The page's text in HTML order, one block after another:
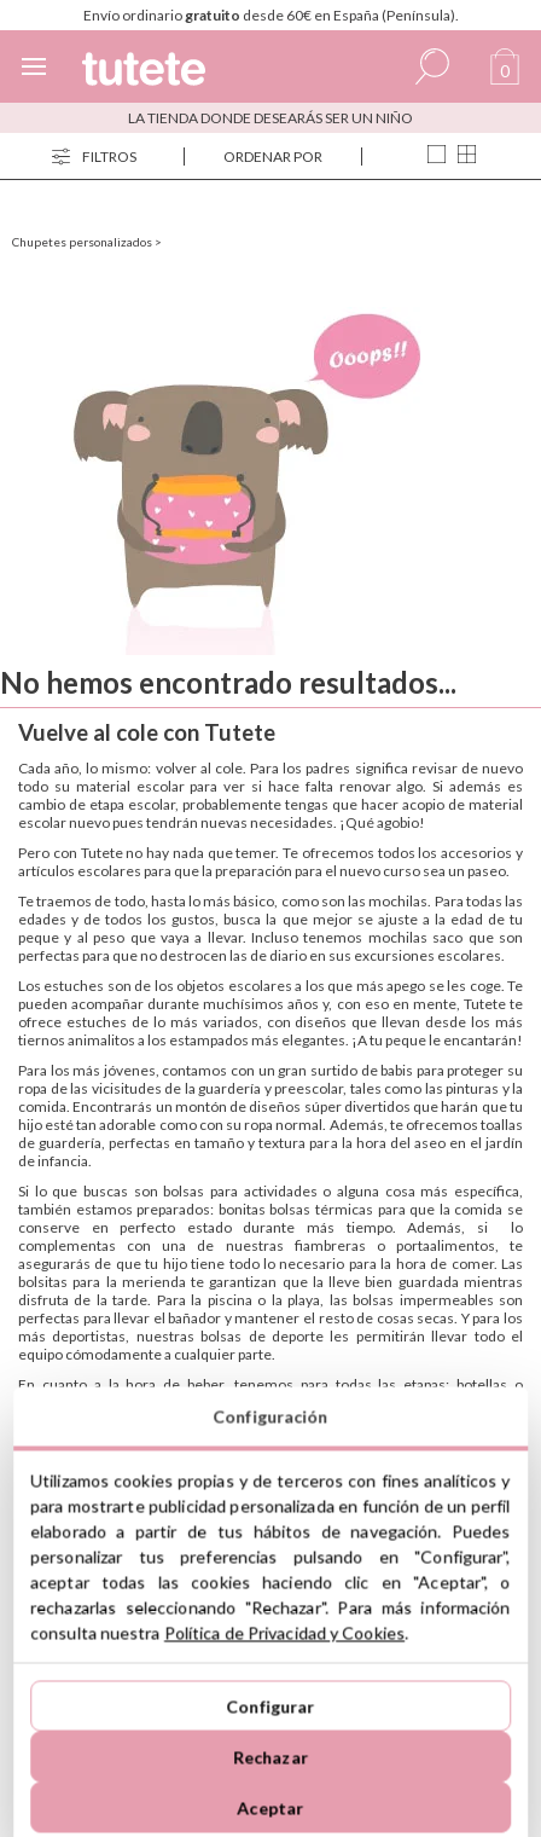
Envío ordinariogratuito desde 60€ en España (Península).
Español
Italiano
0
LA TIENDA DONDE DESEARÁS SER UN NIÑO
FILTROS ORDENAR POR
Chupetes personalizados >
No hemos encontrado resultados...
Vuelve al cole con Tutete
Cada año, lo mismo: volver al cole. Para los padres significa revisar de nuevo
todo su material escolar para ver si hace falta renovar algo. Si además es
cambio de etapa escolar, probablemente tengas que hacer acopio de material
escolar nuevo pues tendrán nuevas necesidades. ¡Qué agobio!
Pero con Tutete no hay nada que temer. Te ofrecemos todos los accesorios y
artículos escolares para que la preparación para el nuevo curso sea un paseo.
Te traemos de todo, hasta lo más básico, como son las mochilas. Para todas las
edades y de todos los gustos, busca la que mejor se ajuste a la edad de tu
peque y al peso que vaya a llevar. Incluso tenemos mochilas saco que son
perfectas para que no destrocen las de diario en sus excursiones escolares.
Los estuches son de los objetos escolares a los que más apego se les coge. Te
pueden acompañar durante muchísimos años y, con eso en mente, Tutete te
ofrece estuches de lo más variados, con diseños que llevan desde los más
tiernos animalitos a los estampados más elegantes. ¡A tu peque le encantarán!
Para los más jóvenes, contamos con un gran surtido de babis para proteger su
ropa de las vicisitudes de la guardería y preescolar, tales como las pinturas y la
comida. Encontrarás un montón de diseños súper divertidos que harán que tu
hijo esté tan adorable como con su ropa normal. Además, te ofrecemos toallas
de guardería, perfectas en tamaño y textura para la hora del aseo en el jardín
de infancia.
Si lo que buscas son bolsas para actividades o alguna cosa más específica,
también estamos preparados: bonitas bolsas térmicas para que la comida se
conserve en perfecto estado durante más tiempo. Además, si lo
complementas con una de nuestras fiambreras o portaalimentos, te
asegurarás de que tu hijo tiene todo lo necesario para la hora de comer. Las
bolsitas para la merienda te garantizan que la lleve bien guardada mientras
disfruta de la tarde. Para la piscina o la playa, las bolsas impermeables son
perfectas para llevar el bañador y mantener el resto de cosas secas. Y para los
más deportistas, nuestras bolsas de deporte les permitirán llevar todo el
equipo cómodamente a cualquier parte.
En cuanto a la hora de beber, tenemos para todas las etapas: botellas o
que están aprendiendo y vasos y tazas abiertas para los expertos.
No nos olvidamos que hay que marcar la ropa y el material escolar, por eso
chapas con diseños exclusivos, sellos rápidos y fáciles de utilizar, packs de
etiquetas adhesivas de muchos colores y estilos, bonitos llaveros que colgar
de mochilas o estuches, cintas termoadhesivas de muchos colores para la
ropa o, por si se pierde lo más importante del mundo, tu pequeño, pulseras
identificativas para poner los datos de contacto durante excursiones y salidas.
¿Quieres más? Tenemos material escolar como cuadernos, pinturas,
rotuladores, agendas y packs de regalo ideales para que no les falte
absolutamente de nada. Y si eres de aquellos a los que les gusta que vaya todo
conjuntado, te ofrecemos las colecciones Vuelta al Cole, en las que
para que tu hijo vaya ideal.
Por si fuera poco, Tutete te da la opción de que personalices con el nombre del
niño gran cantidad de artículos, para hacerlos únicos y especiales para tu hijo o
para un regalo, a la vez que facilitar su identificación.
¿Lo tienes todo?
Una vuelta al cole de calidad
Configuración
Utilizamos cookies propias y de terceros con fines analíticos y
para mostrarte publicidad personalizada en función de un perfil
elaborado a partir de tus hábitos de navegación. Puedes
personalizar tus preferencias pulsando en "Configurar",
aceptar todas las cookies haciendo clic en "Aceptar", o
rechazarlas seleccionando "Rechazar". Para más información
consulta nuestra Política de Privacidad y Cookies.
Configurar
Rechazar
Aceptar